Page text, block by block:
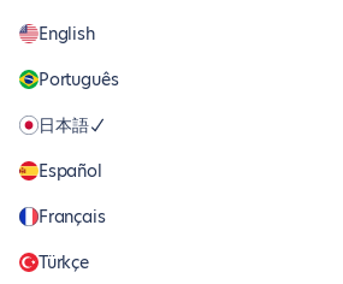
English
Português
日本語
Español
Français
Türkçe